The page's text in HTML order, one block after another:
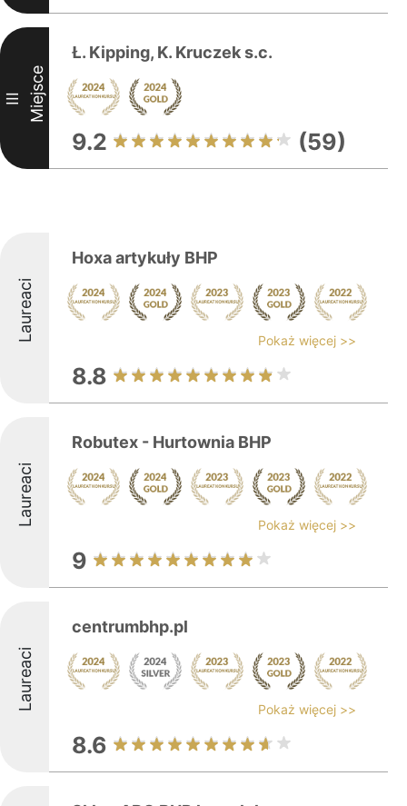
III Miejsce
Ł. Kipping, K. Kruczek s.c.
9.2 (59)
Laureaci
Hoxa artykuły BHP
Pokaż więcej >>
8.8
Laureaci
Robutex - Hurtownia BHP
Pokaż więcej >>
9
Laureaci
centrumbhp.pl
Pokaż więcej >>
8.6